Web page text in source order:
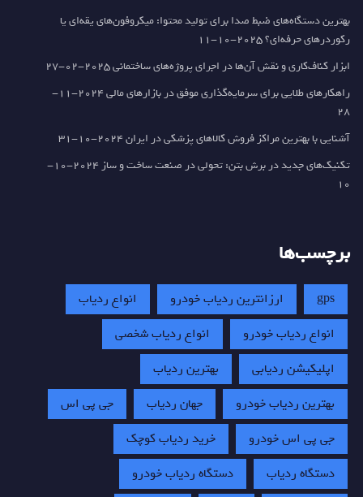
بهترین دستگاه‌های ضبط صدا برای تولید محتوا: میکروفون‌های یقه‌ای یا
رکوردرهای حرفه‌ای؟2025-10-11
ابزار کناف‌کاری و نقش آن‌ها در اجرای پروژه‌های ساختمانی2025-02-27
راهکارهای طلایی برای سرمایه‌گذاری موفق در بازارهای مالی
2024-11-
28
آشنایی با بهترین مراکز فروش کالاهای پزشکی در ایران 2024-10-31
تکنیک‌های جدید در برش بتن: تحولی در صنعت ساخت و ساز
2024-10-
10
برچسب‌ها
gps ارزانترین ردیاب خودرو
انواع ردیاب
انواع ردیاب خودرو
انواع ردیاب شخصی
اپلیکیشن ردیابی
بهترین ردیاب
بهترین ردیاب خودرو
جهان ردیاب
جی پی اس
جی پی اس خودرو
خرید ردیاب کوچک
دستگاه ردیاب
دستگاه ردیاب خودرو